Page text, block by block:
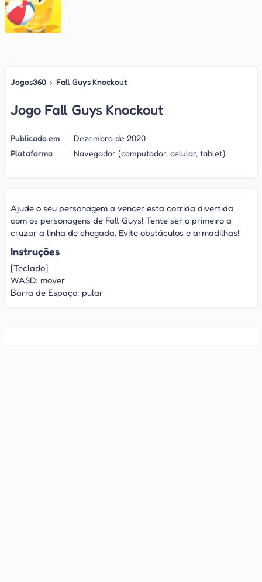
Jogos360 › Fall Guys Knockout
Jogo Fall Guys Knockout
Publicado em
Dezembro de 2020
Plataforma
Navegador (computador, celular, tablet)
Ajude o seu personagem a vencer esta corrida divertida
com os personagens de Fall Guys! Tente ser o primeiro a
cruzar a linha de chegada. Evite obstáculos e armadilhas!
Instruções
[Teclado]
WASD: mover
Barra de Espaço: pular